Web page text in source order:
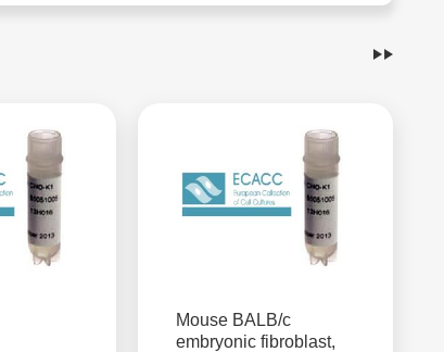
Mouse BALB/c
embryonic fibroblast,